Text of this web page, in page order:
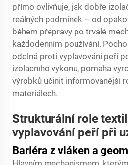
přímo ovlivňuje, jak dobře
reálných podmínek – od
během přepravy po trvalé
každodenním používání.
odolná proti vyplavování peří
izolačního výkonu, pomáhá
výrobků učinit informovanější
materiálech.
Strukturální role
vyplavování peří při
Bariéra z vláken a
Hlavním mechanismem,